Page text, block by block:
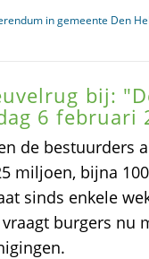
in gemeente Den
bij:
6 februari
de bestuurders
miljoen, bijna
sinds enkele
burgers nu